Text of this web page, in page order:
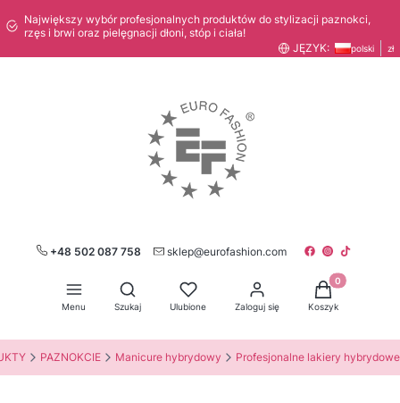
Największy wybór profesjonalnych produktów do stylizacji paznokci,
rzęs i brwi oraz pielęgnacji dłoni, stóp i ciała!
JĘZYK:
polski zł
+48 502 087 758 sklep@eurofashion.com
Menu
Otwórz wyszukiwarkę
Szukaj Ulubione Zaloguj się
Produkty w
Koszyk
PAZNOKCIE Manicure hybrydowy Profesjonalne lakiery hybrydowe